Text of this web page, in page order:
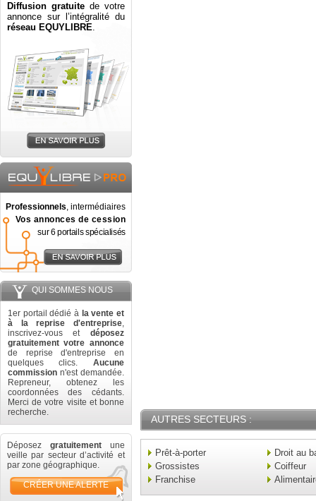
Diffusion gratuite de votre
annonce sur l’intégralité du
réseau EQUYLIBRE.
Professionnels, intermédiaires
Vos annonces de cession
sur 6 portails spécialisés
QUI SOMMES NOUS
1er portail dédié à la vente et
à la reprise d'entreprise,
inscrivez-vous et déposez
gratuitement votre annonce
de reprise d'entreprise en
quelques clics. Aucune
commission n'est demandée.
Repreneur, obtenez les
coordonnées des cédants.
Merci de votre visite et bonne
recherche.
Déposez gratuitement une
veille par secteur d’activité et
par zone géographique.
CRÉER UNE ALERTE
AUTRES SECTEURS :
Prêt-à-porter
Grossistes
Franchise
Droit au
Coiffeur